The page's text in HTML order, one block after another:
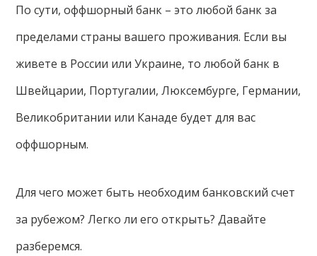
По сути, оффшорный банк – это любой банк за
пределами страны вашего проживания. Если вы
живете в России или Украине, то любой банк в
Швейцарии, Португалии, Люксембурге, Германии,
Великобритании или Канаде будет для вас
оффшорным.
Для чего может быть необходим банковский счет
за рубежом? Легко ли его открыть? Давайте
разберемся.